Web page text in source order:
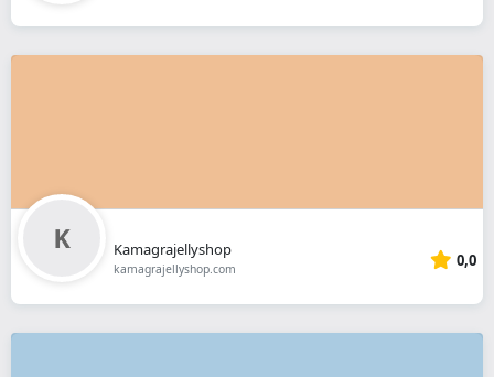
Kamagrajellyshop
kamagrajellyshop.com 0,0